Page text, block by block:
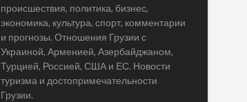
происшествия, политика, бизнес,
экономика, культура, спорт, комментарии
и прогнозы. Отношения Грузии с
Украиной, Арменией, Азербайджаном,
Турцией, Россией, США и ЕС. Новости
туризма и достопримечательности
Грузии.